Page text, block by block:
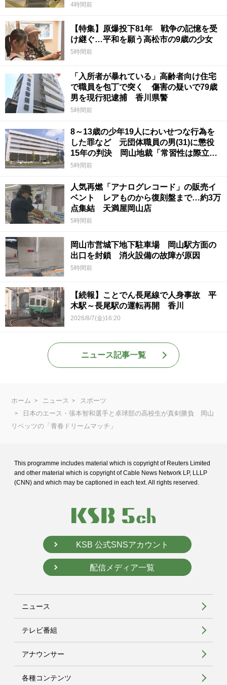
4時間前
【特集】原爆投下81年 戦争の記憶を受
け継ぐ…平和を願う高松市の9歳の少女
5時間前
「入所者が暴れている」高齢者向け住宅
で職員を包丁で突く 傷害の疑いで79歳
男を現行犯逮捕 香川県警
5時間前
8～13歳の少年19人にわいせつな行為を
した罪など 元団体職員の男(31)に懲役
15年の判決 岡山地裁「常習性は際立っ
ていて被害結果も非常に重い」
5時間前
人気再燃「アナログレコード」の販売イ
ベント レアものから復刻盤まで…約3万
点集結 天満屋岡山店
5時間前
岡山市営城下地下駐車場 岡山駅方面の
出口を封鎖 消火設備の故障が原因
5時間前
【続報】ことでん長尾線で人身事故 平
木駅～長尾駅の運転再開 香川
2026/8/7(金)16:20
ニュース記事一覧
ホーム ニュース
スポーツ
日本のエース・張本智和選手と卓球部の高校生が真剣勝負 岡山
リベッツの「青春ドリームマッチ」
This programme includes material which is copyright of Reuters Limited
and other material which is copyright of Cable News Network LP, LLLP
(CNN) and which may be captioned in each text. All rights reserved.
KSB 公式SNSアカウント
配信メディア一覧
ニュース
テレビ番組
アナウンサー
各種コンテンツ